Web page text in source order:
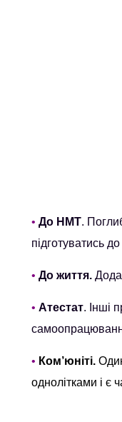
•До НМТ.
підготуватись
•До життя.
• Атестат. Інші
• Ком’юніті.
однолітками і є